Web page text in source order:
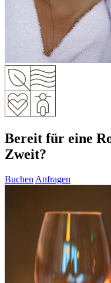
Bereit für eine
Zweit?
Buchen Anfragen